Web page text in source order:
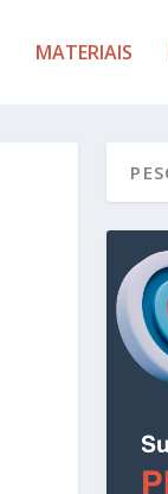
MATERIAIS